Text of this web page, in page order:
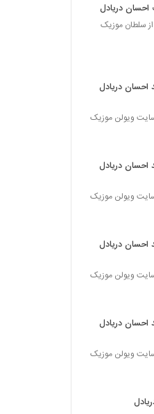
احسان دریادل
سلطان موزیک
احسان دریادل
ویولن موزیک
احسان دریادل
ویولن موزیک
احسان دریادل
ویولن موزیک
احسان دریادل
ویولن موزیک